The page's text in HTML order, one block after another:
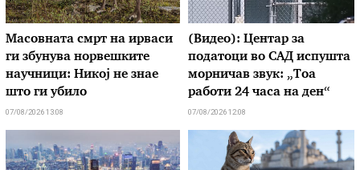
Масовната смрт на ирваси
ги збунува норвешките
научници: Никој не знае
што ги убило
07/08/2026 13:08
(Видео): Центар за
податоци во САД испушта
морничав звук: „Тоа
работи 24 часа на ден“
07/08/2026 12:08